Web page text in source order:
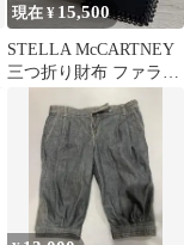
現在 ¥ 15,500
STELLA McCARTNEY
三つ折り財布 ファラベ